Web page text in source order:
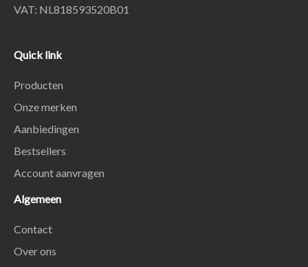
VAT: NL818593520B01
Quick link
Producten
Onze merken
Aanbiedingen
Bestsellers
Account aanvragen
Algemeen
Contact
Over ons